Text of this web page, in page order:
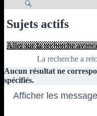
Sujets actifs
Aller sur la recherche
La recherche a
Aucun résultat ne
spécifiés.
Afficher les